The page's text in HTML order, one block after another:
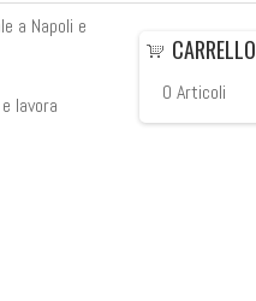
a Napoli e
lavora
CARRELLO
0 Articoli